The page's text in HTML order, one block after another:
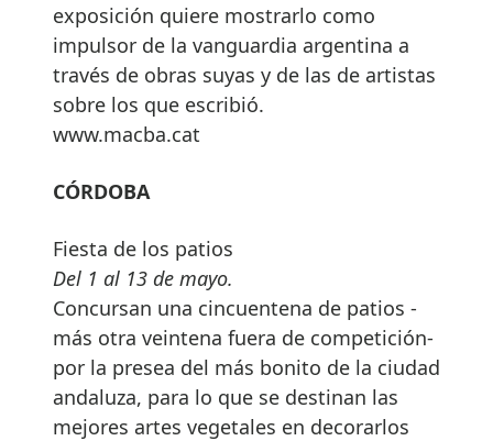
exposición quiere mostrarlo como
impulsor de la vanguardia argentina a
través de obras suyas y de las de artistas
sobre los que escribió.
www.macba.cat
CÓRDOBA
Fiesta de los patios
Del 1 al 13 de mayo.
Concursan una cincuentena de patios -
más otra veintena fuera de competición-
por la presea del más bonito de la ciudad
andaluza, para lo que se destinan las
mejores artes vegetales en decorarlos